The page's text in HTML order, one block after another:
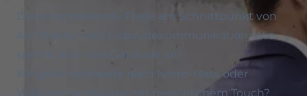
Die entscheidende Frage am Schnittpunkt von
Architektur und Gebäudekommunikation: Wie
spricht mich das Gebäude an?
Klingelknopfparade nach Norm-Mass oder
Willkommenskultur mit persönlichem Touch?